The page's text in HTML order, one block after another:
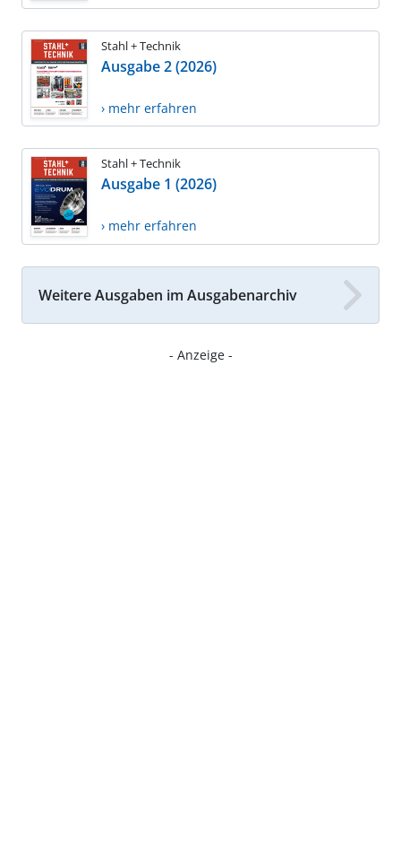
Stahl + Technik
Ausgabe 2 (2026)
› mehr erfahren
Stahl + Technik
Ausgabe 1 (2026)
› mehr erfahren
Weitere Ausgaben im Ausgabenarchiv
- Anzeige -